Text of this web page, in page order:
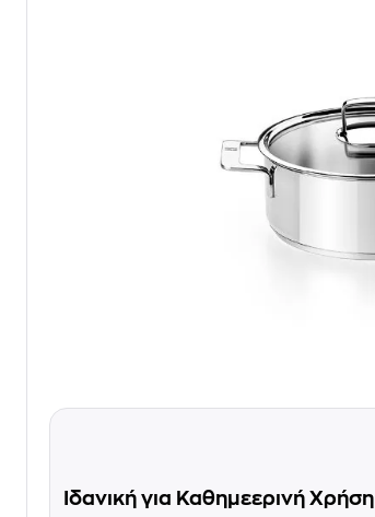
Ιδανική για Καθημεερινή Χρήση